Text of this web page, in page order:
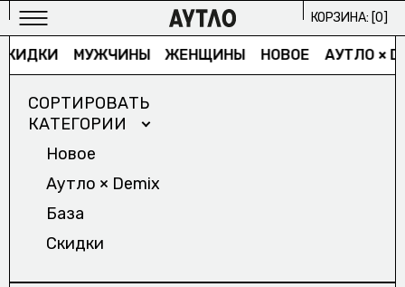
МУЖСКОЕ
ИЗБРАННОЕ/
КОРЗИНА: [0]
МУЖЧИНЫ ЖЕНЩИНЫ НОВОЕ АУТЛО ×
СОРТИРОВАТЬ
КАТЕГОРИИ
Новое
Аутло × Demix
База
Скидки